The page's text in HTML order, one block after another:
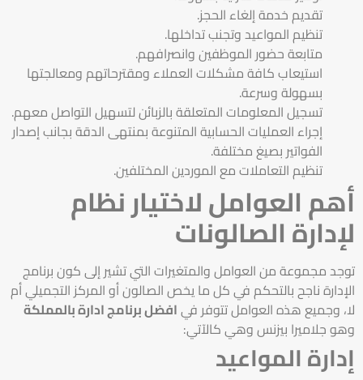
تقديم خدمة إلغاء الحجز.
تنظيم المواعيد وتجنب تداخلها.
متابعة حضور الموظفين وانصرافهم.
استيعاب كافة مشكلات العملاء ومقترحاتهم ومعالجتها
بسهولة وسرعة.
تسجيل المعلومات المتعلقة بالزبائن لتسهيل التواصل معهم.
إجراء العمليات الحسابية المتنوعة بمنتهى الدقة بجانب إصدار
الفواتير بصيغ مختلفة.
تنظيم التعاملات مع الموردين المختلفين.
أهم العوامل لاختيار نظام
لإدارة الصالونات
توجد مجموعة من العوامل والمتغيرات التي تشير إلى كون برنامج
الإدارة ناجح بالتحكم في كل ما يخص الصالون أو المركز التجميلي أم
لا، وجميع هذه العوامل تتوفر فيافضل برنامج ادارة بالمملكة
وهو جلاميرا بيزنس وهي كالآتي:
إدارة المواعيد